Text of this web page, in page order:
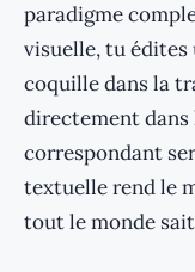
paradigme
visuelle, tu édites
coquille dans la
directement
correspondant
textuelle rend le
tout le monde